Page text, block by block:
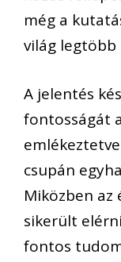
még a
világ legtöbb
A jelentés
fontosságát
csupán
Miközben
sikerült
fontos